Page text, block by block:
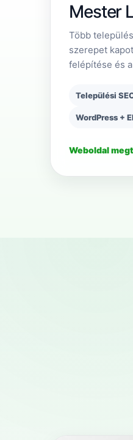
Mester
Több
szerepet
felépítése és
Települési
WordPress +
Weboldal